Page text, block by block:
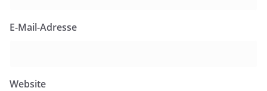
E-Mail-Adresse
Website